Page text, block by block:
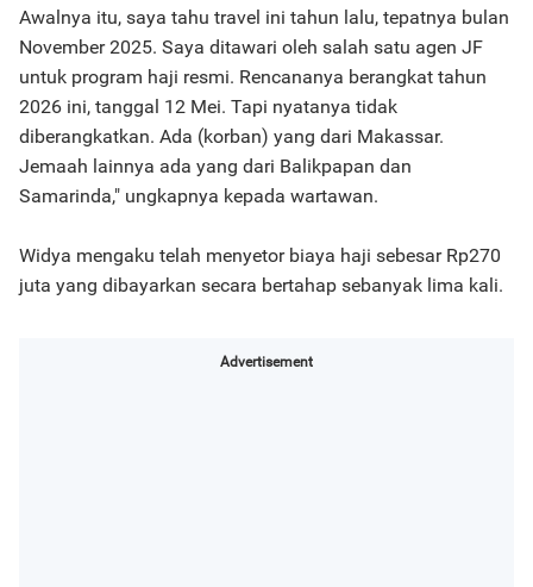
Awalnya itu, saya tahu travel ini tahun lalu, tepatnya bulan
November 2025. Saya ditawari oleh salah satu agen JF
untuk program haji resmi. Rencananya berangkat tahun
2026 ini, tanggal 12 Mei. Tapi nyatanya tidak
diberangkatkan. Ada (korban) yang dari Makassar.
Jemaah lainnya ada yang dari Balikpapan dan
Samarinda," ungkapnya kepada wartawan.
Widya mengaku telah menyetor biaya haji sebesar Rp270
juta yang dibayarkan secara bertahap sebanyak lima kali.
Advertisement